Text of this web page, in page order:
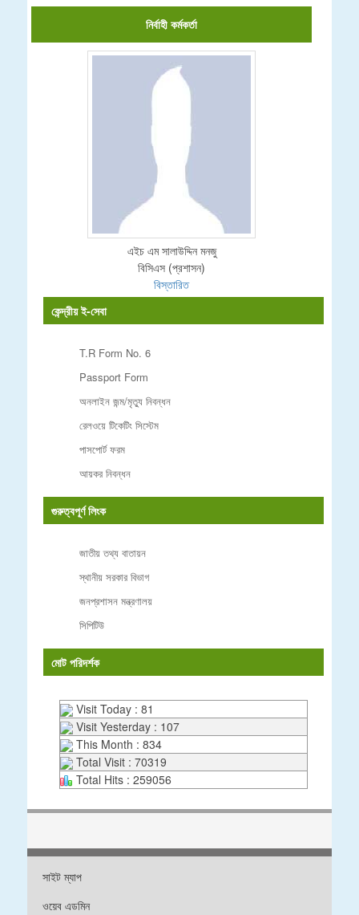
নির্বাহী কর্মকর্তা
এইচ এম সালাউদ্দিন মনজু
বিসিএস (প্রশাসন)
বিস্তারিত
কেন্দ্রীয় ই-সেবা
T.R Form No. 6
Passport Form
অনলাইন জন্ম/মৃত্যু নিবন্ধন
রেলওয়ে টিকেটিং সিস্টেম
পাসপোর্ট ফরম
আয়কর নিবন্ধন
গুরুত্বপূর্ণ লিংক
জাতীয় তথ্য বাতায়ন
স্থানীয় সরকার বিভাগ
জনপ্রশাসন মন্ত্রণালয়
সিপিটিউ
মোট পরিদর্শক
Visit Today : 81
Visit Yesterday : 107
This Month : 834
Total Visit : 70319
Total Hits : 259056
সাইট ম্যাপ
ওয়েব এডমিন